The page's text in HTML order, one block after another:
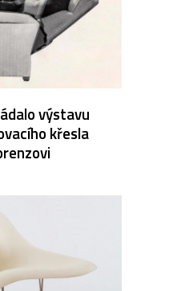
výstavu
křesla